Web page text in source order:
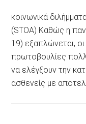
κοινωνικά
(STOA) Καθώς η
19) εξαπλώνεται,
πρωτοβουλίες
να ελέγξουν την
ασθενείς με